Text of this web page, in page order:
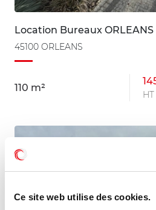
Ce site web utilise des cookies.
Location Bureaux ORLEANS
45100 ORLEANS
110 m²